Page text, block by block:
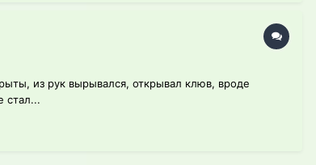
из рук вырывался, открывал клюв, вроде
стал...